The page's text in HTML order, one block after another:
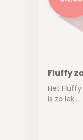
Fluffy
Het
is zo lek...